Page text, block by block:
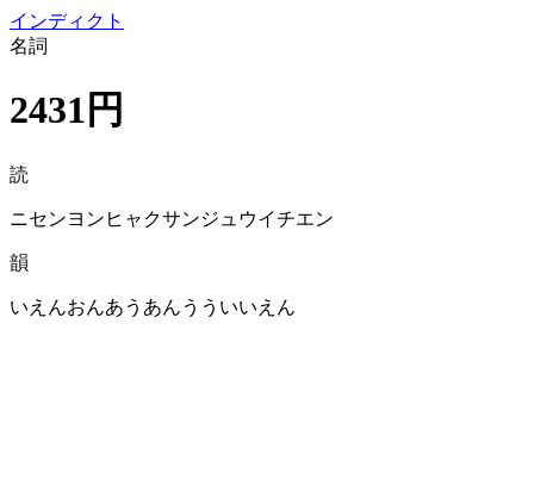
インディクト
名詞
2431円
読
ニセンヨンヒャクサンジュウイチエン
韻
いえんおんあうあんうういいえん